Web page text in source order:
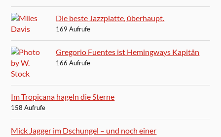
Die beste Jazzplatte, überhaupt.
169 Aufrufe
Gregorio Fuentes ist Hemingways Kapitän
166 Aufrufe
Im Tropicana hageln die Sterne
158 Aufrufe
Mick Jagger im Dschungel – und noch einer